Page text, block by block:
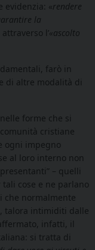
evidenzia: «rendere
la
attraverso l’«ascolto
farò in
di altre modalità di
forme che si
comunità cristiane
ogni impegno
al loro interno non
– quelli
cose e ne parlano
che normalmente
talora intimiditi dalle
infatti, il
si tratta di